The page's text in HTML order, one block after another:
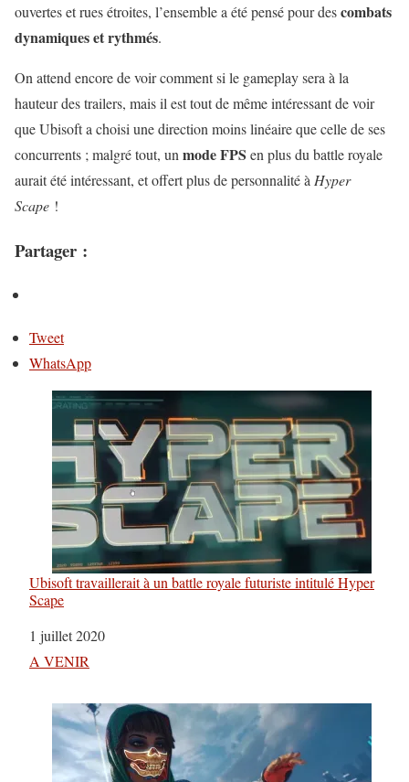
ouvertes et rues étroites, l’ensemble a été pensé pour descombats
dynamiques et rythmés.
On attend encore de voir comment si le gameplay sera à la
hauteur des trailers, mais il est tout de même intéressant de voir
que Ubisoft a choisi une direction moins linéaire que celle de ses
concurrents ; malgré tout, un mode FPS en plus du battle royale
aurait été intéressant, et offert plus de personnalité à Hyper
Scape !
Partager :
Tweet
WhatsApp
Ubisoft travaillerait à un battle royale futuriste intitulé Hyper
Scape
Date
1 juillet 2020
Par rapport à
A VENIR